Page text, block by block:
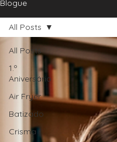
Blogue
All Posts
1.º
Aniversário
Air Fryer
Batizado
Crisma
All Posts